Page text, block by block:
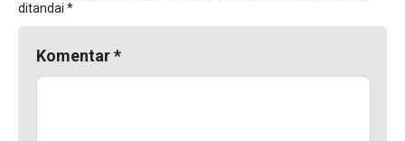
ditandai *
Komentar*